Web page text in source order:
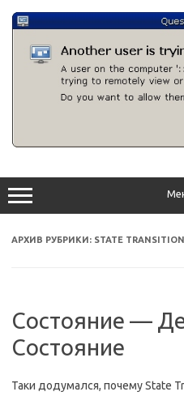
содержимому
АРХИВ РУБРИКИ: STATE
Состояние —
Состояние
Таки додумался, почему State